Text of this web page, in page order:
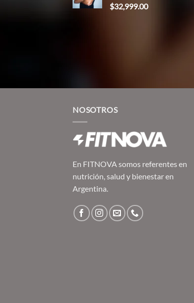
$32,999.00
NOSOTROS
En FITNOVA somos referentes en
nutrición, salud y bienestar en
Argentina.